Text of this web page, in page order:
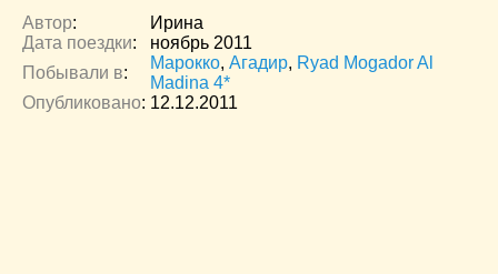
Автор:
Ирина
Дата поездки:
ноябрь 2011
Побывали в:
Марокко, Агадир, Ryad Mogador Al
Madina 4*
Опубликовано: 12.12.2011